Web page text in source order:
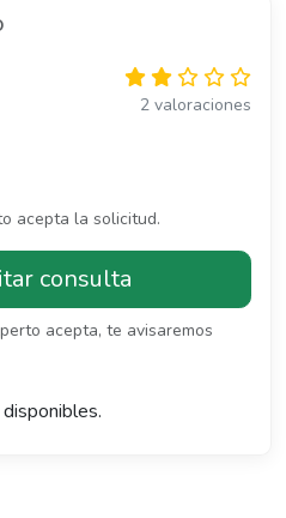
2 valoraciones
acepta la solicitud.
consulta
acepta, te avisaremos